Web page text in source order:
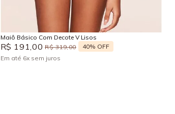
Adicionar na sacola
Maiô Básico Com Decote V Lisos
R$ 191 00 R$ 319,00 40% OFF
Em até 6x sem juros